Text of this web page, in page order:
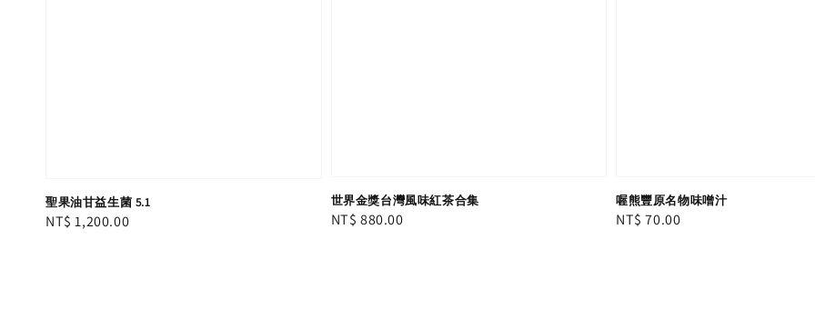
聖果油甘益生菌 5.1
Regular
NT$ 1,200.00
世界金獎台灣風味紅茶合集
Regular
NT$ 880.00
喔熊豐原名物味噌汁
Regular
NT$ 70.00